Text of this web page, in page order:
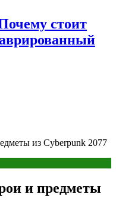
стоит
из Cyberpunk 2077
и предметы